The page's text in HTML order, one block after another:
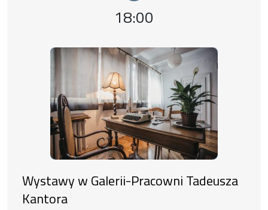
Godzina wydarzenia,
18:00
Wystawy w Galerii-Pracowni Tadeusza
Kantora